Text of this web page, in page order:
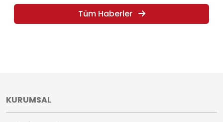
Tüm Haberler
KURUMSAL